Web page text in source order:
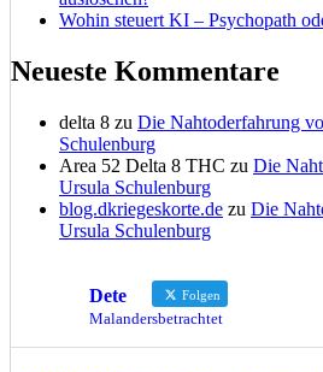
Wohin steuert KI – Psychopath
Neueste Kommentare
delta 8 zu Die Nahtoderfahrung
Schulenburg
Area 52 Delta 8 THC zu Die
Ursula Schulenburg
blog.dkriegeskorte.de zu Die
Ursula Schulenburg
Dete Folgen
Malandersbetrachtet